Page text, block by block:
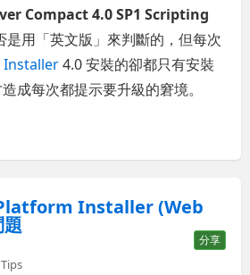
Compact 4.0 SP1 Scripting
是用「英文版」來判斷的，但每次
Installer4.0 安裝的卻都只有安裝
成每次都提示要升級的窘境。
Installer (Web
分享
Tips